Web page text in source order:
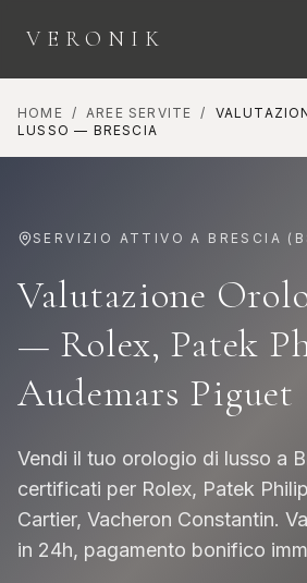
VERONIK
HOME / AREE SERVITE /
LUSSO — BRESCIA
SERVIZIO ATTIVO A BRESCIA (
Valutazione
— Rolex, Patek
Audemars Piguet
Vendi il tuo orologio di lusso a
certificati per Rolex, Patek
Cartier, Vacheron Constantin.
in 24h, pagamento bonifico